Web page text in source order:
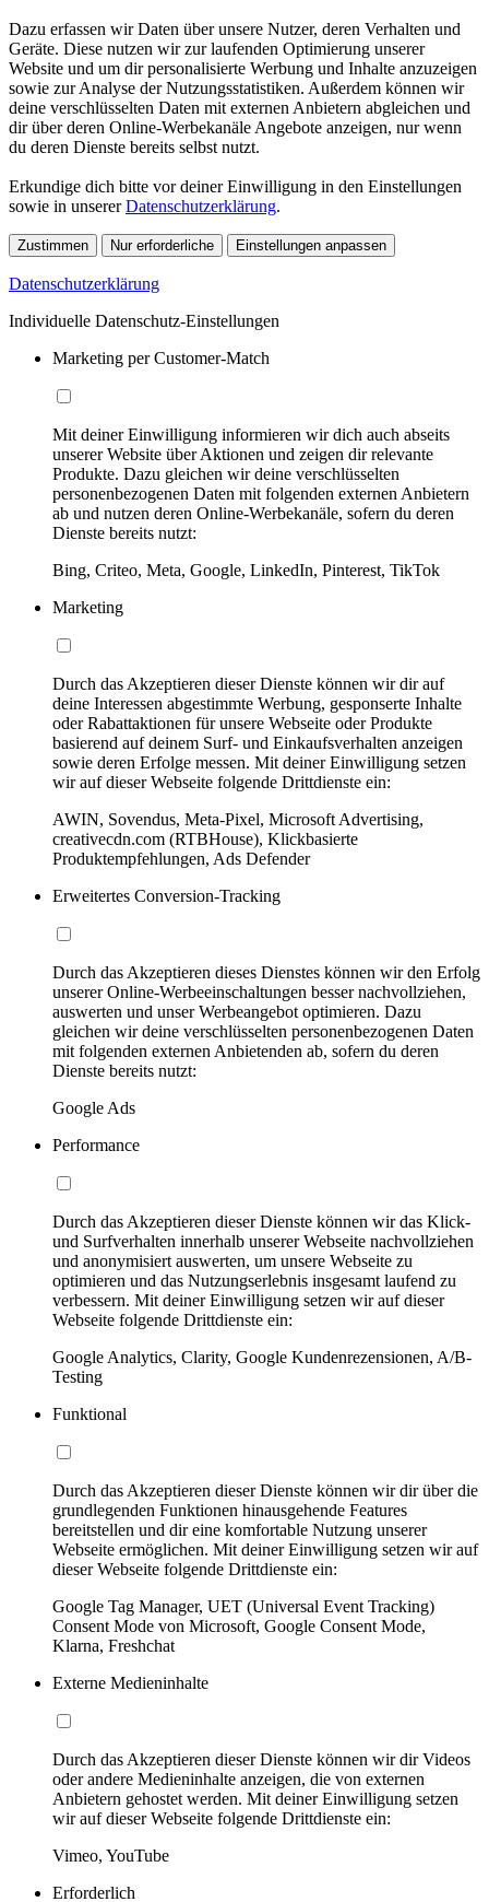
Dazu erfassen wir Daten über unsere Nutzer, deren Verhalten und
Geräte. Diese nutzen wir zur laufenden Optimierung unserer
Website und um dir personalisierte Werbung und Inhalte anzuzeigen
sowie zur Analyse der Nutzungsstatistiken. Außerdem können wir
deine verschlüsselten Daten mit externen Anbietern abgleichen und
dir über deren Online-Werbekanäle Angebote anzeigen, nur wenn
du deren Dienste bereits selbst nutzt.
Erkundige dich bitte vor deiner Einwilligung in den Einstellungen
sowie in unsererDatenschutzerklärung.
Zustimmen Nur erforderliche Einstellungen anpassen
Datenschutzerklärung
Individuelle Datenschutz-Einstellungen
Marketing per Customer-Match
Mit deiner Einwilligung informieren wir dich auch abseits
unserer Website über Aktionen und zeigen dir relevante
Produkte. Dazu gleichen wir deine verschlüsselten
personenbezogenen Daten mit folgenden externen Anbietern
ab und nutzen deren Online-Werbekanäle, sofern du deren
Dienste bereits nutzt:
Bing, Criteo, Meta, Google, LinkedIn, Pinterest, TikTok
Marketing
Durch das Akzeptieren dieser Dienste können wir dir auf
deine Interessen abgestimmte Werbung, gesponserte Inhalte
oder Rabattaktionen für unsere Webseite oder Produkte
basierend auf deinem Surf- und Einkaufsverhalten anzeigen
sowie deren Erfolge messen. Mit deiner Einwilligung setzen
wir auf dieser Webseite folgende Drittdienste ein:
AWIN, Sovendus, Meta-Pixel, Microsoft Advertising,
creativecdn.com (RTBHouse), Klickbasierte
Produktempfehlungen, Ads Defender
Erweitertes Conversion-Tracking
Durch das Akzeptieren dieses Dienstes können wir den Erfolg
unserer Online-Werbeeinschaltungen besser nachvollziehen,
auswerten und unser Werbeangebot optimieren. Dazu
gleichen wir deine verschlüsselten personenbezogenen Daten
mit folgenden externen Anbietenden ab, sofern du deren
Dienste bereits nutzt:
Google Ads
Performance
Durch das Akzeptieren dieser Dienste können wir das Klick-
und Surfverhalten innerhalb unserer Webseite nachvollziehen
und anonymisiert auswerten, um unsere Webseite zu
optimieren und das Nutzungserlebnis insgesamt laufend zu
verbessern. Mit deiner Einwilligung setzen wir auf dieser
Webseite folgende Drittdienste ein:
Google Analytics, Clarity, Google Kundenrezensionen, A/B-
Testing
Funktional
Durch das Akzeptieren dieser Dienste können wir dir über die
grundlegenden Funktionen hinausgehende Features
bereitstellen und dir eine komfortable Nutzung unserer
Webseite ermöglichen. Mit deiner Einwilligung setzen wir auf
dieser Webseite folgende Drittdienste ein:
Google Tag Manager, UET (Universal Event Tracking)
Consent Mode von Microsoft, Google Consent Mode,
Klarna, Freshchat
Externe Medieninhalte
Durch das Akzeptieren dieser Dienste können wir dir Videos
oder andere Medieninhalte anzeigen, die von externen
Anbietern gehostet werden. Mit deiner Einwilligung setzen
wir auf dieser Webseite folgende Drittdienste ein:
Vimeo, YouTube
Erforderlich